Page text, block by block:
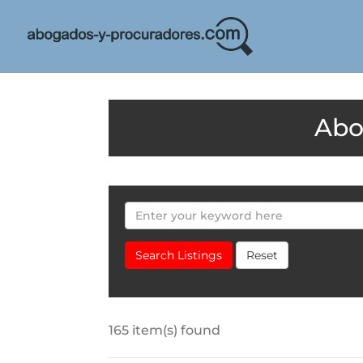
Search Listings Reset
165 item(s) found